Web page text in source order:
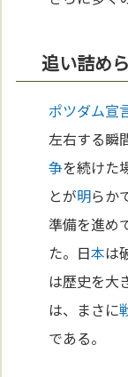
追い詰め
ポツダム宣
左右する瞬
争を続けた
とが明らか
準備を進め
た。日本は
は歴史を大
は、まさに
である。